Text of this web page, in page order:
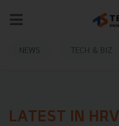
NEWS TECH & BIZ
LATEST IN HRV